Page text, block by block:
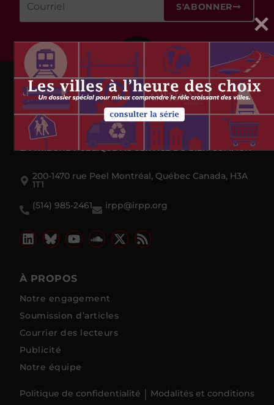
S'ABONNER
LA TRIBUNE PUBLIQUE AU SERVICE DU BIEN COMMUN
200-1470 rue Peel Montréal, Québec Canada, H3A
1T1
(514) 985-2461
irpp@irpp.org
À PROPOS
Notre engagement
Soumission d’articles
Courrier des lecteurs
Publicité
Notre équipe
Politique de confidentialité Modalités et conditions